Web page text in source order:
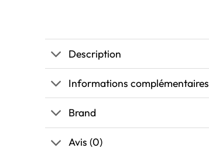
Description
Informations complémentaires
Brand
Avis (0)